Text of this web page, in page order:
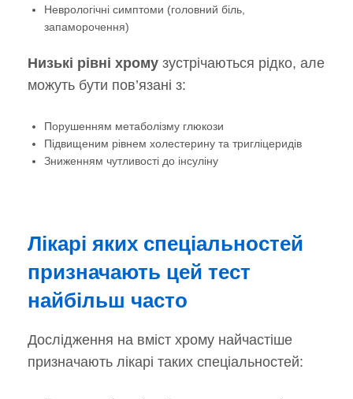
Неврологічні симптоми (головний біль,
запаморочення)
Низькі рівні хрому зустрічаються рідко, але
можуть бути пов’язані з:
Порушенням метаболізму глюкози
Підвищеним рівнем холестерину та тригліцеридів
Зниженням чутливості до інсуліну
Лікарі яких спеціальностей
призначають цей тест
найбільш часто
Дослідження на вміст хрому найчастіше
призначають лікарі таких спеціальностей: